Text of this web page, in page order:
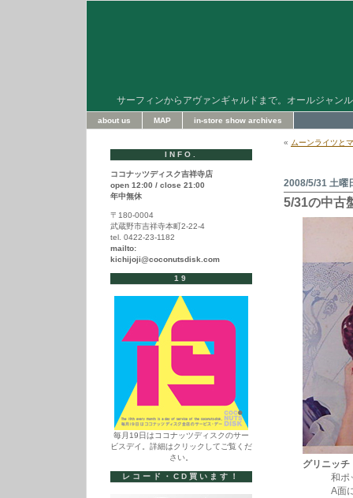
サーフィンからアヴァンギャルドまで。オールジャン
about us MAP in-store show archives
« ムーンライツと
2008/5/31 土曜
5/31の中古
グリニッチ
和ポップ・
A面に1910
INFO.
ココナッツディスク吉祥寺店
open 12:00 / close 21:00
年中無休
〒180-0004
武蔵野市吉祥寺本町2-22-4
tel. 0422-23-1182
mailto:
kichijoji@coconutsdisk.com
19
毎月19日はココナッツディスクのサー
ビスデイ。詳細はクリックしてご覧くだ
さい。
レコード・CD買います！